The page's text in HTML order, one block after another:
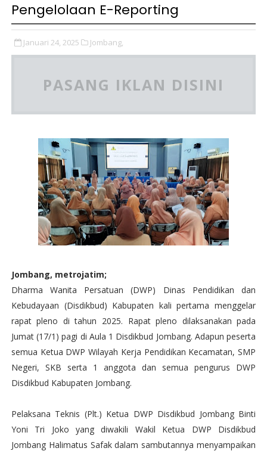
Pengelolaan E-Reporting
Januari 24, 2025 Jombang,
PASANG IKLAN DISINI
Jombang, metrojatim;
Dharma Wanita Persatuan (DWP) Dinas Pendidikan dan
Kebudayaan (Disdikbud) Kabupaten kali pertama menggelar
rapat pleno di tahun 2025. Rapat pleno dilaksanakan pada
Jumat (17/1) pagi di Aula 1 Disdikbud Jombang. Adapun peserta
semua Ketua DWP Wilayah Kerja Pendidikan Kecamatan, SMP
Negeri, SKB serta 1 anggota dan semua pengurus DWP
Disdikbud Kabupaten Jombang.
Pelaksana Teknis (Plt.) Ketua DWP Disdikbud Jombang Binti
Yoni Tri Joko yang diwakili Wakil Ketua DWP Disdikbud
Jombang Halimatus Safak dalam sambutannya menyampaikan